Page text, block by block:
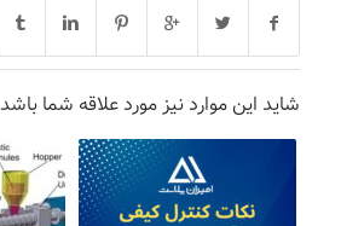
شاید این موارد نیز مورد علاقه شما باشد